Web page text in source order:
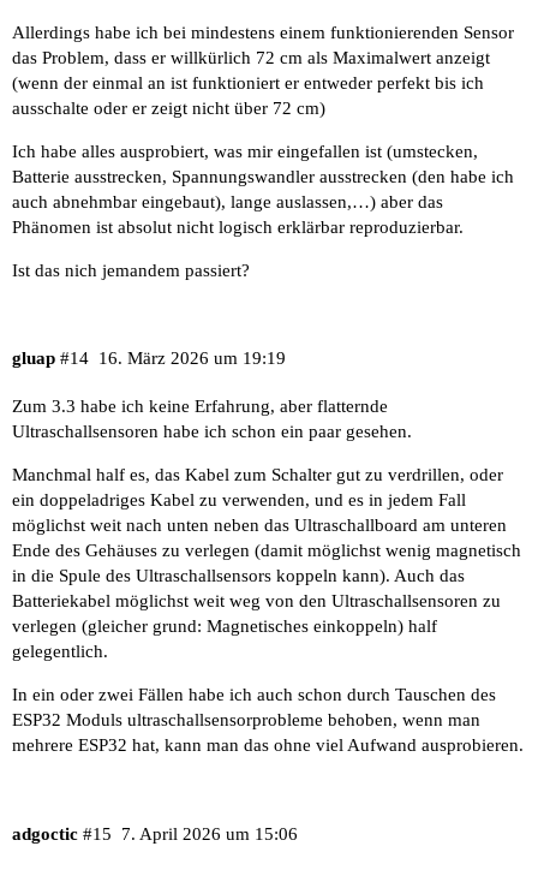
Allerdings habe ich bei mindestens einem funktionierenden Sensor
das Problem, dass er willkürlich 72 cm als Maximalwert anzeigt
(wenn der einmal an ist funktioniert er entweder perfekt bis ich
ausschalte oder er zeigt nicht über 72 cm)
Ich habe alles ausprobiert, was mir eingefallen ist (umstecken,
Batterie ausstrecken, Spannungswandler ausstrecken (den habe ich
auch abnehmbar eingebaut), lange auslassen,…) aber das
Phänomen ist absolut nicht logisch erklärbar reproduzierbar.
Ist das nich jemandem passiert?
gluap 16. März 2026 um 19:19
#14
Zum 3.3 habe ich keine Erfahrung, aber flatternde
Ultraschallsensoren habe ich schon ein paar gesehen.
Manchmal half es, das Kabel zum Schalter gut zu verdrillen, oder
ein doppeladriges Kabel zu verwenden, und es in jedem Fall
möglichst weit nach unten neben das Ultraschallboard am unteren
Ende des Gehäuses zu verlegen (damit möglichst wenig magnetisch
in die Spule des Ultraschallsensors koppeln kann). Auch das
Batteriekabel möglichst weit weg von den Ultraschallsensoren zu
verlegen (gleicher grund: Magnetisches einkoppeln) half
gelegentlich.
In ein oder zwei Fällen habe ich auch schon durch Tauschen des
ESP32 Moduls ultraschallsensorprobleme behoben, wenn man
mehrere ESP32 hat, kann man das ohne viel Aufwand ausprobieren.
adgoctic 7. April 2026 um 15:06
#15